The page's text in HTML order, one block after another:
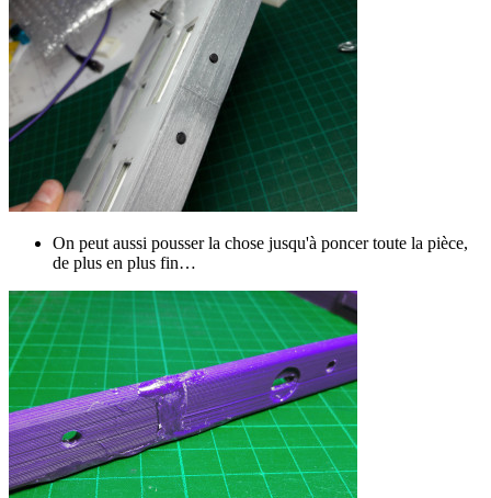
On peut aussi pousser la chose jusqu'à poncer toute la pièce,
de plus en plus fin…